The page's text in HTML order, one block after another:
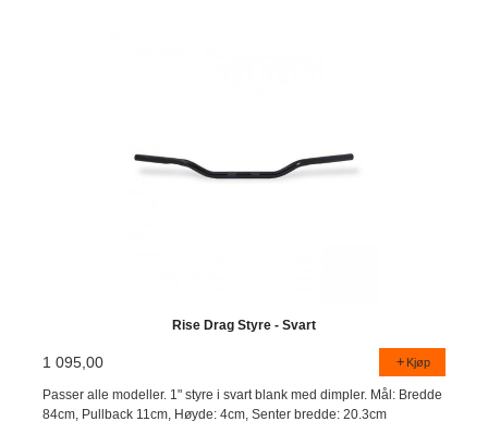
Rise Drag Styre - Svart
1 095,00 Kjøp
Passer alle modeller. 1" styre i svart blank med dimpler. Mål: Bredde
84cm, Pullback 11cm, Høyde: 4cm, Senter bredde: 20.3cm